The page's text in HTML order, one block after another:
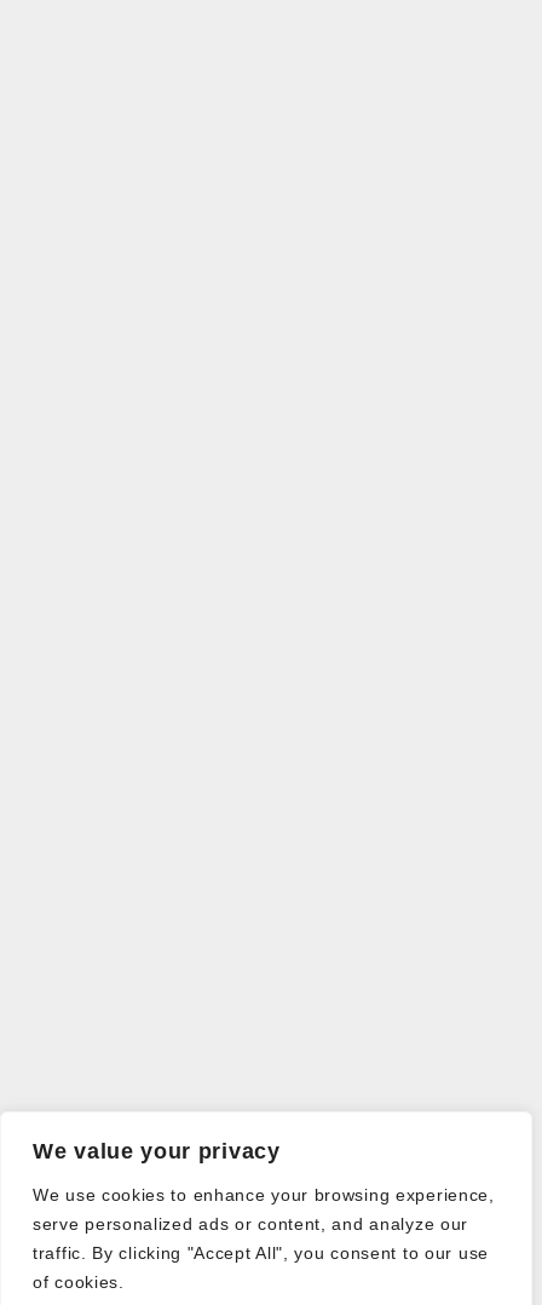
We value your privacy
We use cookies to enhance your browsing experience,
serve personalized ads or content, and analyze our
traffic. By clicking "Accept All", you consent to our use
of cookies.